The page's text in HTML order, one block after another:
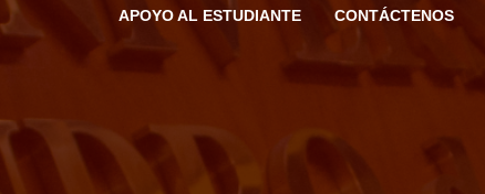
APOYO AL ESTUDIANTE CONTÁCTENOS